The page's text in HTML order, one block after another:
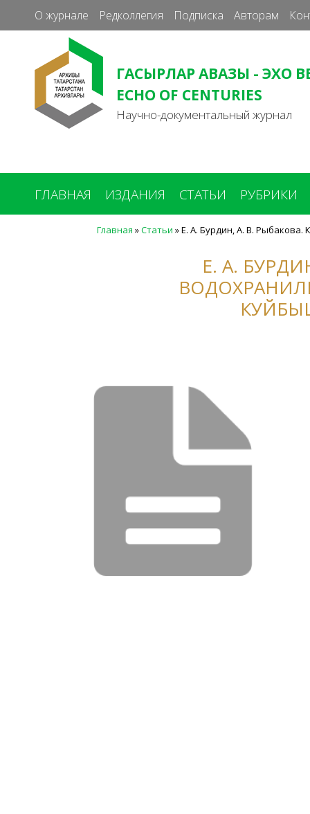
О журнале Редколлегия Подписка Авторам
ГАСЫРЛАР АВАЗЫ - ЭХО
ECHO OF CENTURIES
Научно-документальный журнал
ГЛАВНАЯ ИЗДАНИЯ СТАТЬИ РУБРИКИ
Главная »Статьи »Е. А. Бурдин, А. В. Рыбакова.
Е. А.